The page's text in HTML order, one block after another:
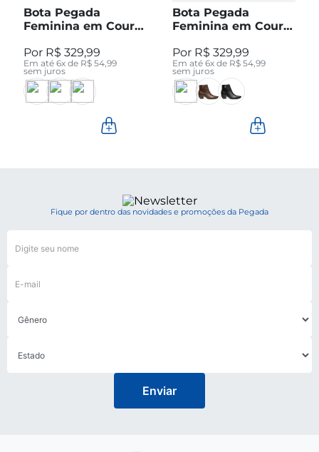
Bota Pegada
Feminina em Couro
280512-04
R$ 329,99
Em até 6x de R$ 54,99
sem juros
Bota Pegada
Feminina em Couro
280512-05
R$ 329,99
Em até 6x de R$ 54,99
sem juros
Fique por dentro das novidades e promoções da Pegada
Enviar